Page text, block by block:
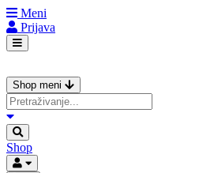
Meni
Prijava
Shop meni
Shop